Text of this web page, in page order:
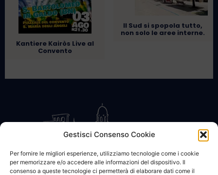
Gestisci Consenso Cookie
Per fornire le migliori esperienze, utilizziamo tecnologie come i cookie
per memorizzare e/o accedere alle informazioni del dispositivo. Il
consenso a queste tecnologie ci permetterà di elaborare dati come il
Kantiere Kairòs Live al
Convento
Il Sud si spopola tutto,
non solo le aree interne.
CONTATTACI COOKIE POLICY PRIVACY